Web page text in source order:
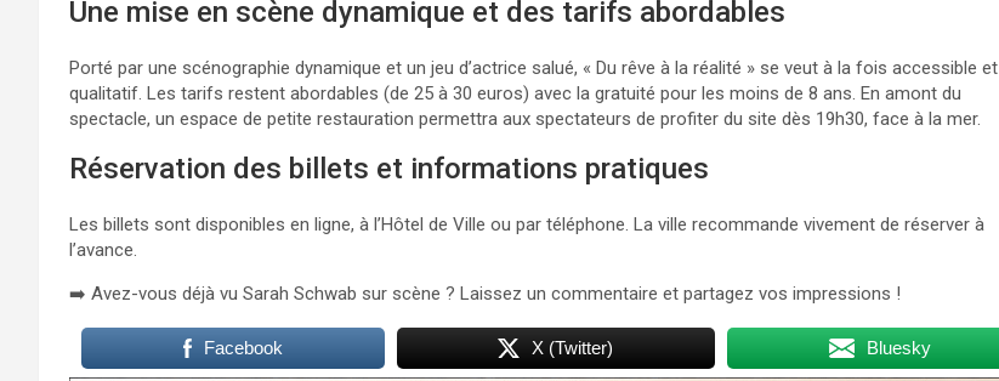
Une mise en scène dynamique et des tarifs abordables
Porté par une scénographie dynamique et un jeu d’actrice salué, « Du rêve à la réalité » se veut à la fois accessible et
qualitatif. Les tarifs restent abordables (de 25 à 30 euros) avec la gratuité pour les moins de 8 ans. En amont du
spectacle, un espace de petite restauration permettra aux spectateurs de profiter du site dès 19h30, face à la mer.
Réservation des billets et informations pratiques
Les billets sont disponibles en ligne, à l’Hôtel de Ville ou par téléphone. La ville recommande vivement de réserver à
l’avance.
➡️ Avez-vous déjà vu Sarah Schwab sur scène ? Laissez un commentaire et partagez vos impressions !
Facebook X (Twitter) Bluesky